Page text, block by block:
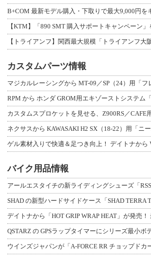
【KTM】「890 SMT 購入サポートキャンペーン
カスタムパーツ情報
ネクサスから KAWASAKI H2 SX（18-22）用「ニ
バイク用品情報
SHAD の新型ハードサイドケース「SHAD TERRA
デイトナから「HOT GRIP WRAP HEAT」が発売
QSTARZ の GPSラップタイマーにシリーズ最小ボ
ウインズジャパンが「A-FORCE RR チョップドカ